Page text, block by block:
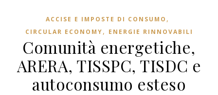
ACCISE E IMPOSTE DI CONSUMO ,
CIRCULAR ECONOMY, ENERGIE RINNOVABILI
Comunità energetiche,
ARERA, TISSPC, TISDC e
autoconsumo esteso